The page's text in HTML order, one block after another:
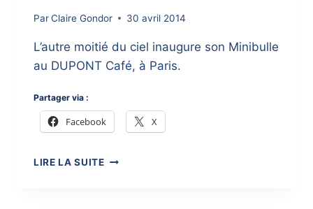
ParClaire Gondor 30 avril 2014
L’autre moitié du ciel inaugure son Minibulle
au DUPONT Café, à Paris.
Partager via :
Facebook X
LIRE LA SUITE}